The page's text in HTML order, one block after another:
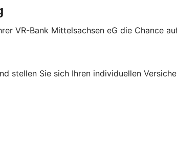
VR-Bank Mittelsachsen eG die Chance
stellen Sie sich Ihren individuellen